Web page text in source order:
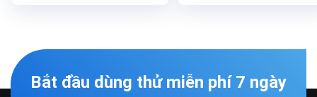
Bắt đầu dùng thử miễn phí 7 ngày